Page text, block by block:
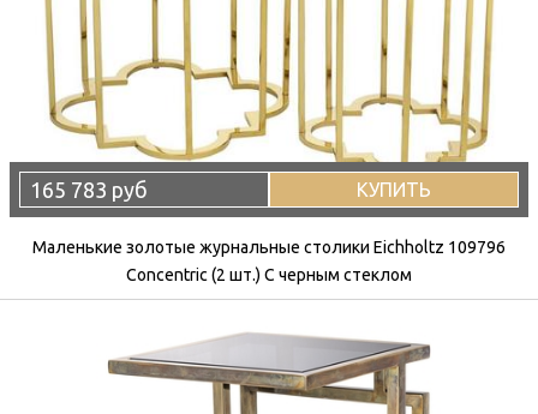
165 783 руб КУПИТЬ
Маленькие золотые журнальные столики Eichholtz 109796
Concentric (2 шт.) С черным стеклом